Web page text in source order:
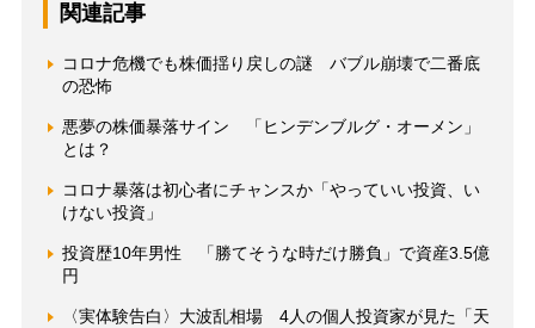
関連記事
コロナ危機でも株価揺り戻しの謎 バブル崩壊で二番底
の恐怖
悪夢の株価暴落サイン 「ヒンデンブルグ・オーメン」
とは？
コロナ暴落は初心者にチャンスか「やっていい投資、い
けない投資」
投資歴10年男性 「勝てそうな時だけ勝負」で資産3.5億
円
〈実体験告白〉大波乱相場 4人の個人投資家が見た「天